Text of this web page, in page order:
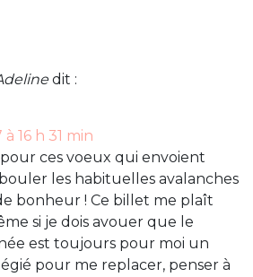
dit :
16 h 31 min
ces voeux qui envoient
les habituelles avalanches
bonheur ! Ce billet me plaît
si je dois avouer que le
est toujours pour moi un
pour me replacer, penser à